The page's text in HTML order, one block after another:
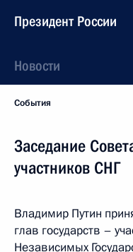
Президент России
Новости
События
Заседание
участников СНГ
Владимир Путин
глав государств –
Независимых